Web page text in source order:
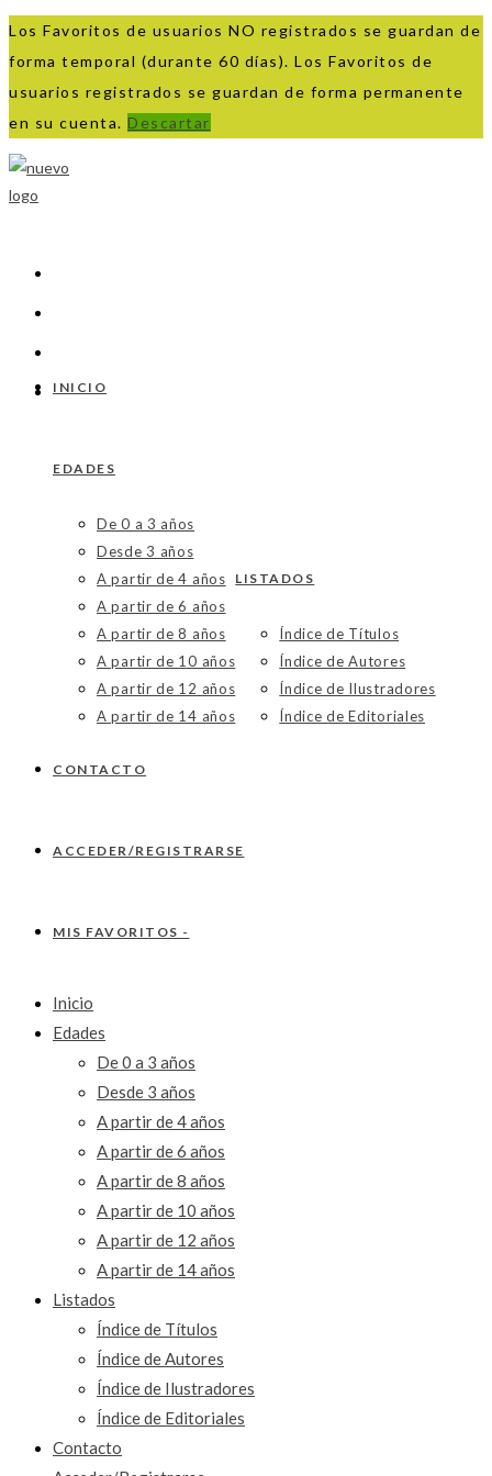
Los Favoritos de usuarios NO registrados se guardan de
forma temporal (durante 60 días). Los Favoritos de
usuarios registrados se guardan de forma permanente
en su cuenta. Descartar
Ir
al
INICIO
EDADES
De 0 a 3 años
Desde 3 años
A partir de 4 años
A partir de 6 años
A partir de 8 años
A partir de 10 años
A partir de 12 años
A partir de 14 años
LISTADOS
Índice de Títulos
Índice de Autores
Índice de Ilustradores
Índice de Editoriales
CONTACTO
ACCEDER/REGISTRARSE
MIS FAVORITOS -
Inicio
Edades
De 0 a 3 años
Desde 3 años
A partir de 4 años
A partir de 6 años
A partir de 8 años
A partir de 10 años
A partir de 12 años
A partir de 14 años
Listados
Índice de Títulos
Índice de Autores
Índice de Ilustradores
Índice de Editoriales
Contacto